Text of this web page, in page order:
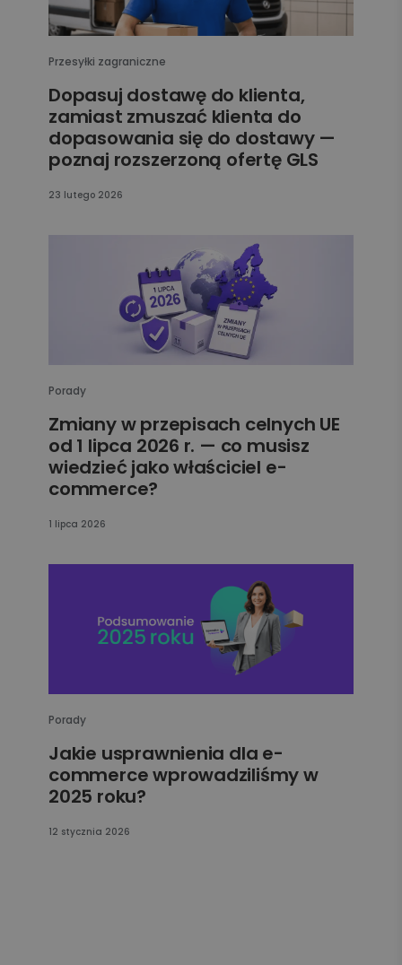
Przesyłki zagraniczne
Dopasuj dostawę do klienta,
zamiast zmuszać klienta do
dopasowania się do dostawy —
poznaj rozszerzoną ofertę GLS
23 lutego 2026
Porady
Zmiany w przepisach celnych UE
od 1 lipca 2026 r. — co musisz
wiedzieć jako właściciel e-
commerce?
1 lipca 2026
Porady
Jakie usprawnienia dla e-
commerce wprowadziliśmy w
2025 roku?
12 stycznia 2026